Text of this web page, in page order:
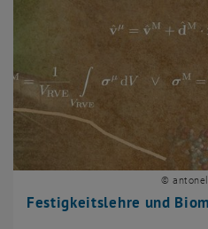
Festigkeitslehre und
©